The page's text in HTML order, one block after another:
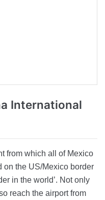
International
from which all of Mexico
on the US/Mexico border
in the world’. Not only
reach the airport from